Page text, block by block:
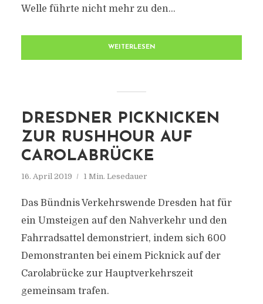
Welle führte nicht mehr zu den...
WEITERLESEN
DRESDNER PICKNICKEN
ZUR RUSHHOUR AUF
CAROLABRÜCKE
16. April 2019 1 Min. Lesedauer
Das Bündnis Verkehrswende Dresden hat für
ein Umsteigen auf den Nahverkehr und den
Fahrradsattel demonstriert, indem sich 600
Demonstranten bei einem Picknick auf der
Carolabrücke zur Hauptverkehrszeit
gemeinsam trafen.